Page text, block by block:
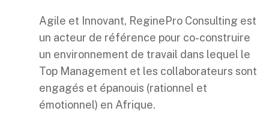
Agile et Innovant, ReginePro Consulting est
un acteur de référence pour co-construire
un environnement de travail dans lequel le
Top Management et les collaborateurs sont
engagés et épanouis (rationnel et
émotionnel) en Afrique.